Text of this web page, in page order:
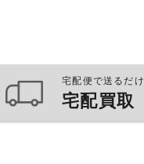
宅配便で送るだけ
宅配買取